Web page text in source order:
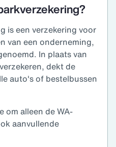
is een verzekering voor
van een onderneming,
In plaats van
dekt de
auto's of bestelbussen
om alleen de WA-
aanvullende